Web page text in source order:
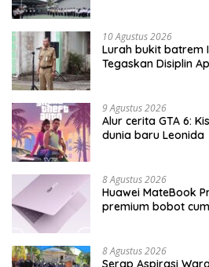
10 Agustus 2026
Lurah bukit batrem
Tegaskan Disiplin
9 Agustus 2026
Alur cerita GTA 6:
dunia baru Leonida
8 Agustus 2026
Huawei MateBook
premium bobot
8 Agustus 2026
Serap Aspirasi